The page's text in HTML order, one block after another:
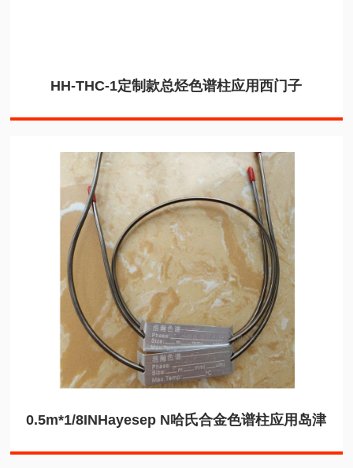
HH-THC-1定制款总烃色谱柱应用西门子
0.5m*1/8INHayesep N哈氏合金色谱柱应用岛津